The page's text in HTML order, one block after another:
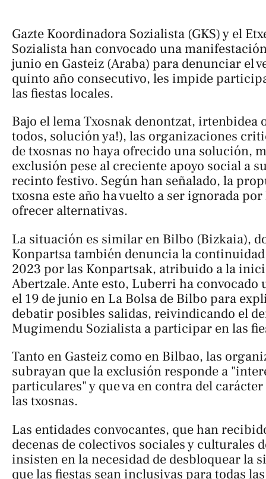
Gazte Koordinadora Sozialista (GKS) y el
Sozialista han convocado una
junio en Gasteiz (Araba) para denunciar el
quinto año consecutivo, les impide
las fiestas locales.
Bajo el lemaTxosnak denontzat, irtenbidea
todos, solución ya!), las organizaciones
de txosnas no haya ofrecido una solución,
exclusión pese al creciente apoyo social a
recinto festivo. Según han señalado, la
txosna este año ha vuelto a ser ignorada
ofrecer alternativas.
La situación es similar en Bilbo (Bizkaia),
Konpartsa también denuncia la
2023 por las Konpartsak, atribuido a la
Abertzale. Ante esto, Luberri ha convocado
el 19 de junio en La Bolsa de Bilbo para
debatir posibles salidas, reivindicando el
Mugimendu Sozialista a participar en las
Tanto en Gasteiz como en Bilbao, las
subrayan que la exclusión responde a
particulares" y que va en contra del
las txosnas.
Las entidades convocantes, que han
decenas de colectivos sociales y culturales
insisten en la necesidad de desbloquear la
que las fiestas sean inclusivas para todas